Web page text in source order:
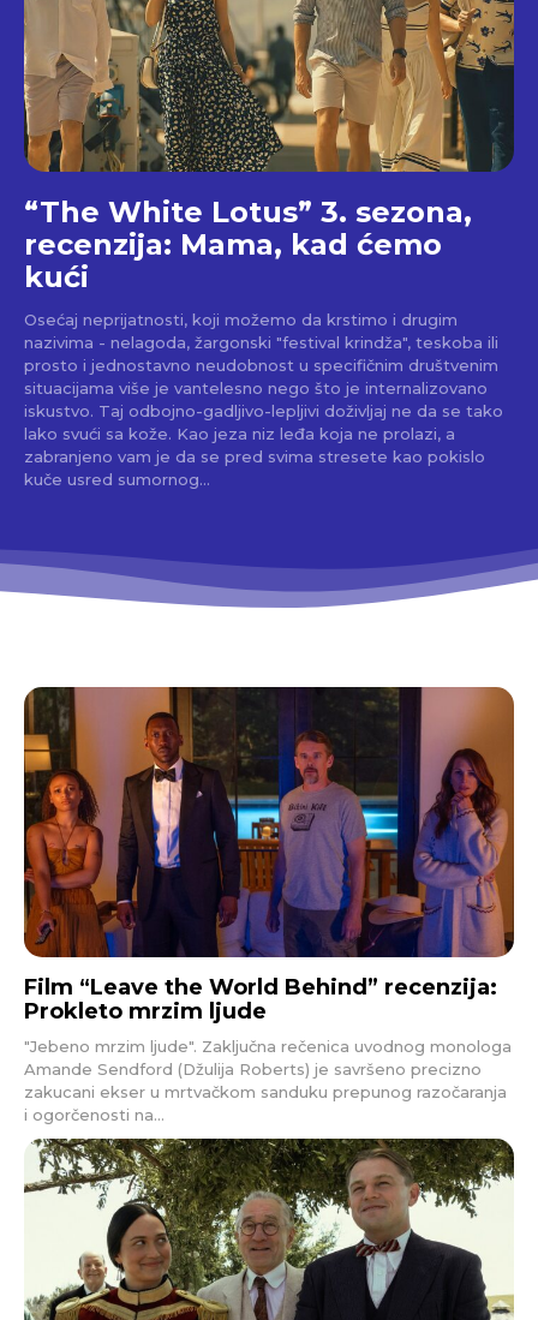
“The White Lotus” 3. sezona,
recenzija: Mama, kad ćemo
kući
Osećaj neprijatnosti, koji možemo da krstimo i drugim
nazivima - nelagoda, žargonski "festival krindža", teskoba ili
prosto i jednostavno neudobnost u specifičnim društvenim
situacijama više je vantelesno nego što je internalizovano
iskustvo. Taj odbojno-gadljivo-lepljivi doživljaj ne da se tako
lako svući sa kože. Kao jeza niz leđa koja ne prolazi, a
zabranjeno vam je da se pred svima stresete kao pokislo
kuče usred sumornog...
Film “Leave the World Behind” recenzija:
Prokleto mrzim ljude
"Jebeno mrzim ljude". Zaključna rečenica uvodnog monologa
Amande Sendford (Džulija Roberts) je savršeno precizno
zakucani ekser u mrtvačkom sanduku prepunog razočaranja
i ogorčenosti na...